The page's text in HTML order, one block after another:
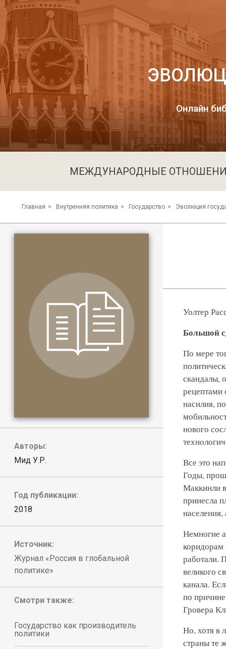
Онлайн
МЕЖДУНАРОДНЫЕ
Главная Внутренняя политика Государство Эволюция
Авторы:
Мид У.Р.
Год публикации:
2018
Источник:
Журнал «Россия в глобальной
политике»
Смотри также:
Государство как производитель
политики
Уолтер
Большой
По мере
скандалы,
рецептами
насилия,
нового
Все это
Годы,
Маккинли
принесла
Немногие
коридорам
работали.
великого
канала.
по
Гровера
Но, хотя в
страны те